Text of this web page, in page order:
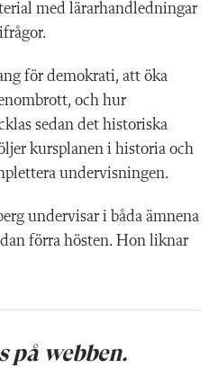
med lärarhandledningar
för demokrati, att öka
och hur
sedan det historiska
kursplanen i historia och
undervisningen.
undervisar i båda ämnena
förra hösten. Hon liknar
på webben.